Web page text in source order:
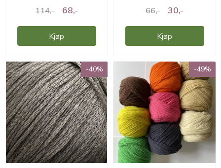
114,- 68,-
Kjøp
Camarose
66,- 30,-
Kjøp
-40% -49%